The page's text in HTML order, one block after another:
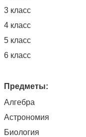
3 класс
4 класс
5 класс
6 класс
Предметы:
Алгебра
Астрономия
Биология